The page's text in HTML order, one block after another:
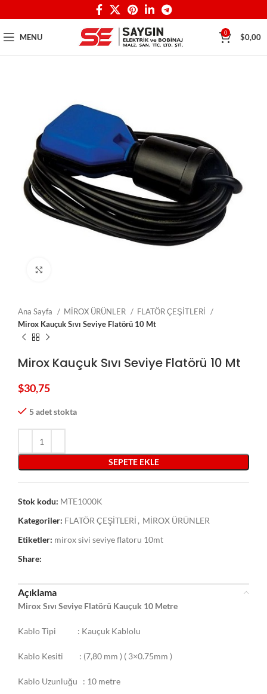
MENU 0 $0,00
Ana Sayfa MİROX ÜRÜNLER
FLATÖR ÇEŞİTLERİ
Mirox Kauçuk Sıvı Seviye Flatörü 10 Mt
Mirox Kauçuk Sıvı Seviye Flatörü 10 Mt
$30,75
5 adet stokta
SEPETE EKLE
Stok kodu: MTE1000K
Kategoriler: FLATÖR ÇEŞİTLERİ , MİROX ÜRÜNLER
Etiketler: mirox sivi seviye flatoru 10mt
Share:
Açıklama
Mirox Sıvı Seviye Flatörü Kauçuk 10 Metre
Kablo Tipi : Kauçuk Kablolu
Kablo Kesiti : (7,80 mm ) ( 3×0.75mm )
Kablo Uzunluğu : 10 metre